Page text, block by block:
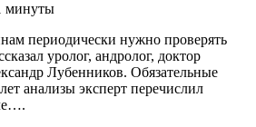
минуты
периодически нужно проверять
уролог, андролог, доктор
Лубенников. Обязательные
анализы эксперт перечислил